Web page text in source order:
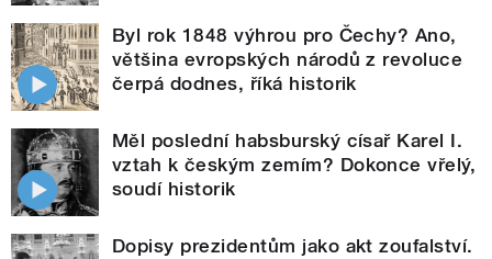
Byl rok 1848 výhrou pro Čechy? Ano,
většina evropských národů z revoluce
čerpá dodnes, říká historik
Měl poslední habsburský císař Karel I.
vztah k českým zemím? Dokonce vřelý,
soudí historik
Dopisy prezidentům jako akt zoufalství.